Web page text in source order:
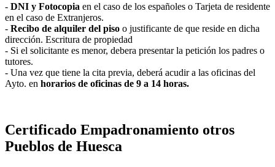
- DNI y Fotocopia en el caso de los españoles o Tarjeta de residente
en el caso de Extranjeros.
- Recibo de alquiler del piso o justificante de que reside en dicha
dirección. Escritura de propiedad
- Si el solicitante es menor, debera presentar la petición los padres o
tutores.
- Una vez que tiene la cita previa, deberá acudir a las oficinas del
Ayto. en horarios de oficinas de 9 a 14 horas.
Certificado Empadronamiento otros
Pueblos de Huesca